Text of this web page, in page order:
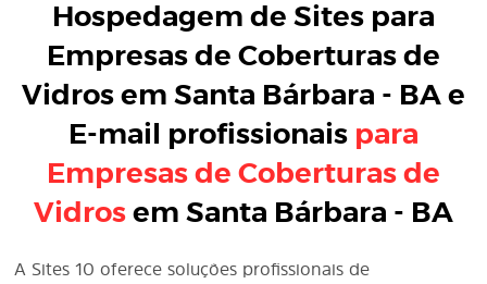
Hospedagem de Sites para
Empresas de Coberturas de
Vidros em Santa Bárbara - BAe
E-mail profissionaispara
Empresas de Coberturas de
Vidrosem Santa Bárbara - BA
A Sites 10 oferece soluções profissionais de